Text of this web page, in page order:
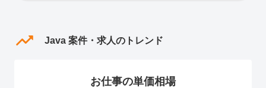
Java 案件・求人のトレンド
お仕事の単価相場